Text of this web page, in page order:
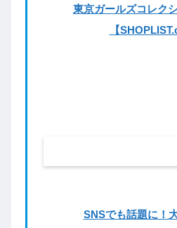
東京ガールズコレク
【
SNSでも話題に！